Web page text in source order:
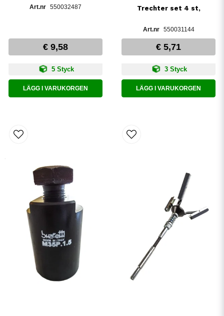
550032487
€ 9,58
5 Styck
LÄGG I VARUKORGEN
Trechter set 4 st,
550031144
€ 5,71
3 Styck
LÄGG I VARUKORGEN